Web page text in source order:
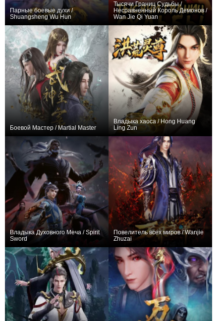
Парные боевые духи /
Shuangsheng Wu Hun
Тысячи Границ Судьбы /
Несравненный Король Демонов /
Wan Jie Qi Yuan
Боевой Мастер / Martial Master
Владыка хаоса / Hong Huang
Ling Zun
Владыка Духовного Меча / Spirit
Sword
Повелитель всех миров / Wanjie
Zhuzai